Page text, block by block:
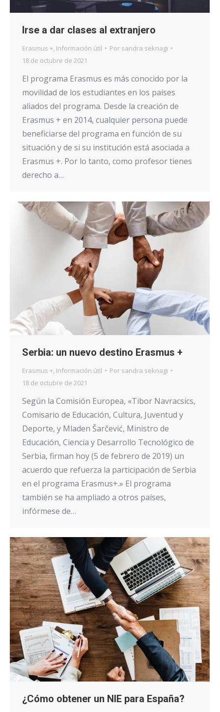
Irse a dar clases al extranjero
Erasmus + Información útil Por sandra seknagi
18 de octubre de 2021
El programa Erasmus es más conocido por la
movilidad de los estudiantes en los países
aliados del programa. Desde la creación de
Erasmus + en 2014, cualquier persona puede
beneficiarse del programa en función de su
situación y de si su institución está asociada a
Erasmus +. Por lo tanto, como profesor tienes
derecho a…
Serbia: un nuevo destino Erasmus +
Erasmus + Información útil Por sandra seknagi
18 de octubre de 2021
Según la Comisión Europea, «Tibor Navracsics,
Comisario de Educación, Cultura, Juventud y
Deporte, y Mladen Šarčević, Ministro de
Educación, Ciencia y Desarrollo Tecnológico de
Serbia, firman hoy (5 de febrero de 2019) un
acuerdo que refuerza la participación de Serbia
en el programa Erasmus+.» El programa
también se ha ampliado a otros países,
infórmese de…
¿Cómo obtener un NIE para España?